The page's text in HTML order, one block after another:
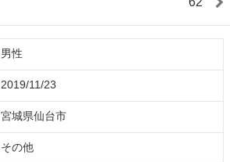
男性
2019/11/23
宮城県仙台市
その他